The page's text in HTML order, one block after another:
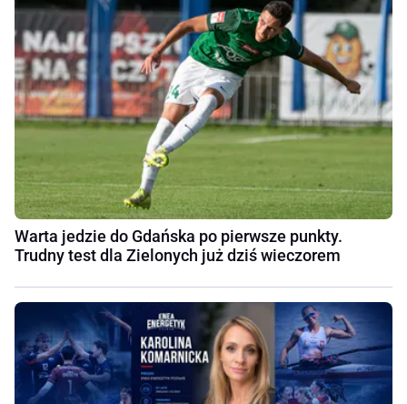
Warta jedzie do Gdańska po pierwsze punkty.
Trudny test dla Zielonych już dziś wieczorem